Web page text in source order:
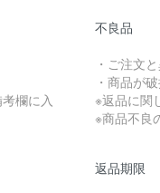
欄に入
不良品
・ご注文
・商品が
※返品に関
※商品不良
返品期限